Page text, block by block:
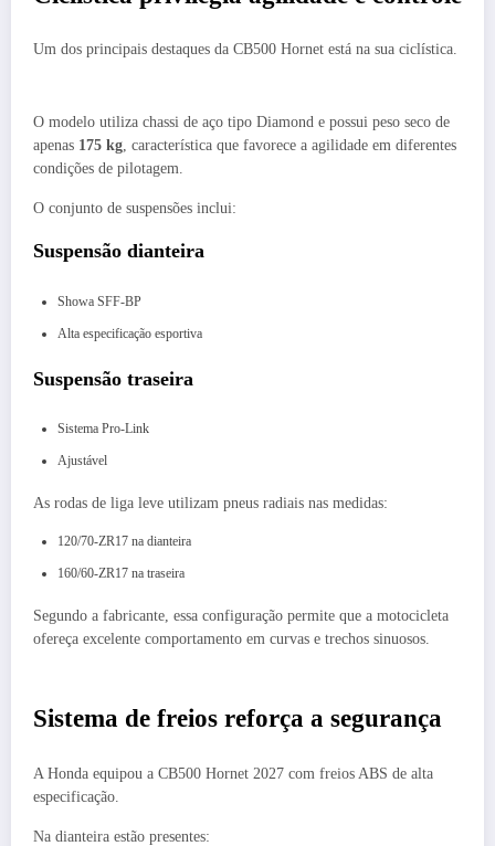
Um dos principais destaques da CB500 Hornet está na sua ciclística.
O modelo utiliza chassi de aço tipo Diamond e possui peso seco de
apenas 175 kg, característica que favorece a agilidade em diferentes
condições de pilotagem.
O conjunto de suspensões inclui:
Suspensão dianteira
Showa SFF-BP
Alta especificação esportiva
Suspensão traseira
Sistema Pro-Link
Ajustável
As rodas de liga leve utilizam pneus radiais nas medidas:
120/70-ZR17 na dianteira
160/60-ZR17 na traseira
Segundo a fabricante, essa configuração permite que a motocicleta
ofereça excelente comportamento em curvas e trechos sinuosos.
Sistema de freios reforça a segurança
A Honda equipou a CB500 Hornet 2027 com freios ABS de alta
especificação.
Na dianteira estão presentes: